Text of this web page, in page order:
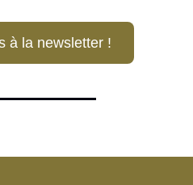
à la newsletter !